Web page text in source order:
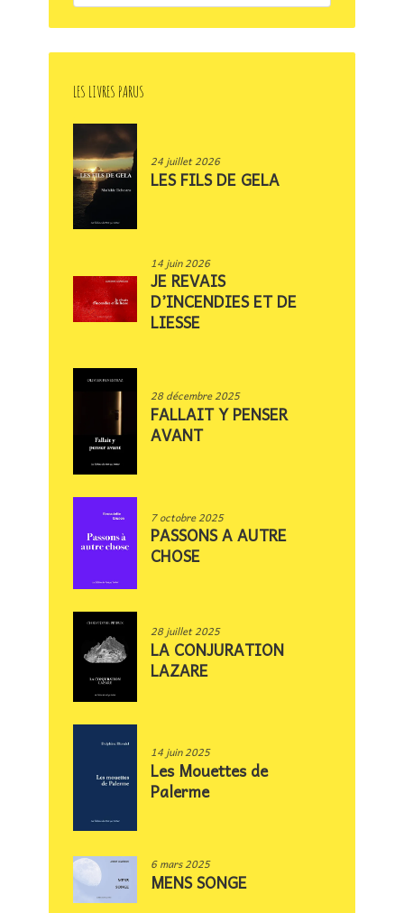
LES LIVRES PARUS
24 juillet 2026
LES FILS DE GELA
14 juin 2026
JE REVAIS
D’INCENDIES ET DE
LIESSE
28 décembre 2025
FALLAIT Y PENSER
AVANT
7 octobre 2025
PASSONS A AUTRE
CHOSE
28 juillet 2025
LA CONJURATION
LAZARE
14 juin 2025
Les Mouettes de
Palerme
6 mars 2025
MENS SONGE